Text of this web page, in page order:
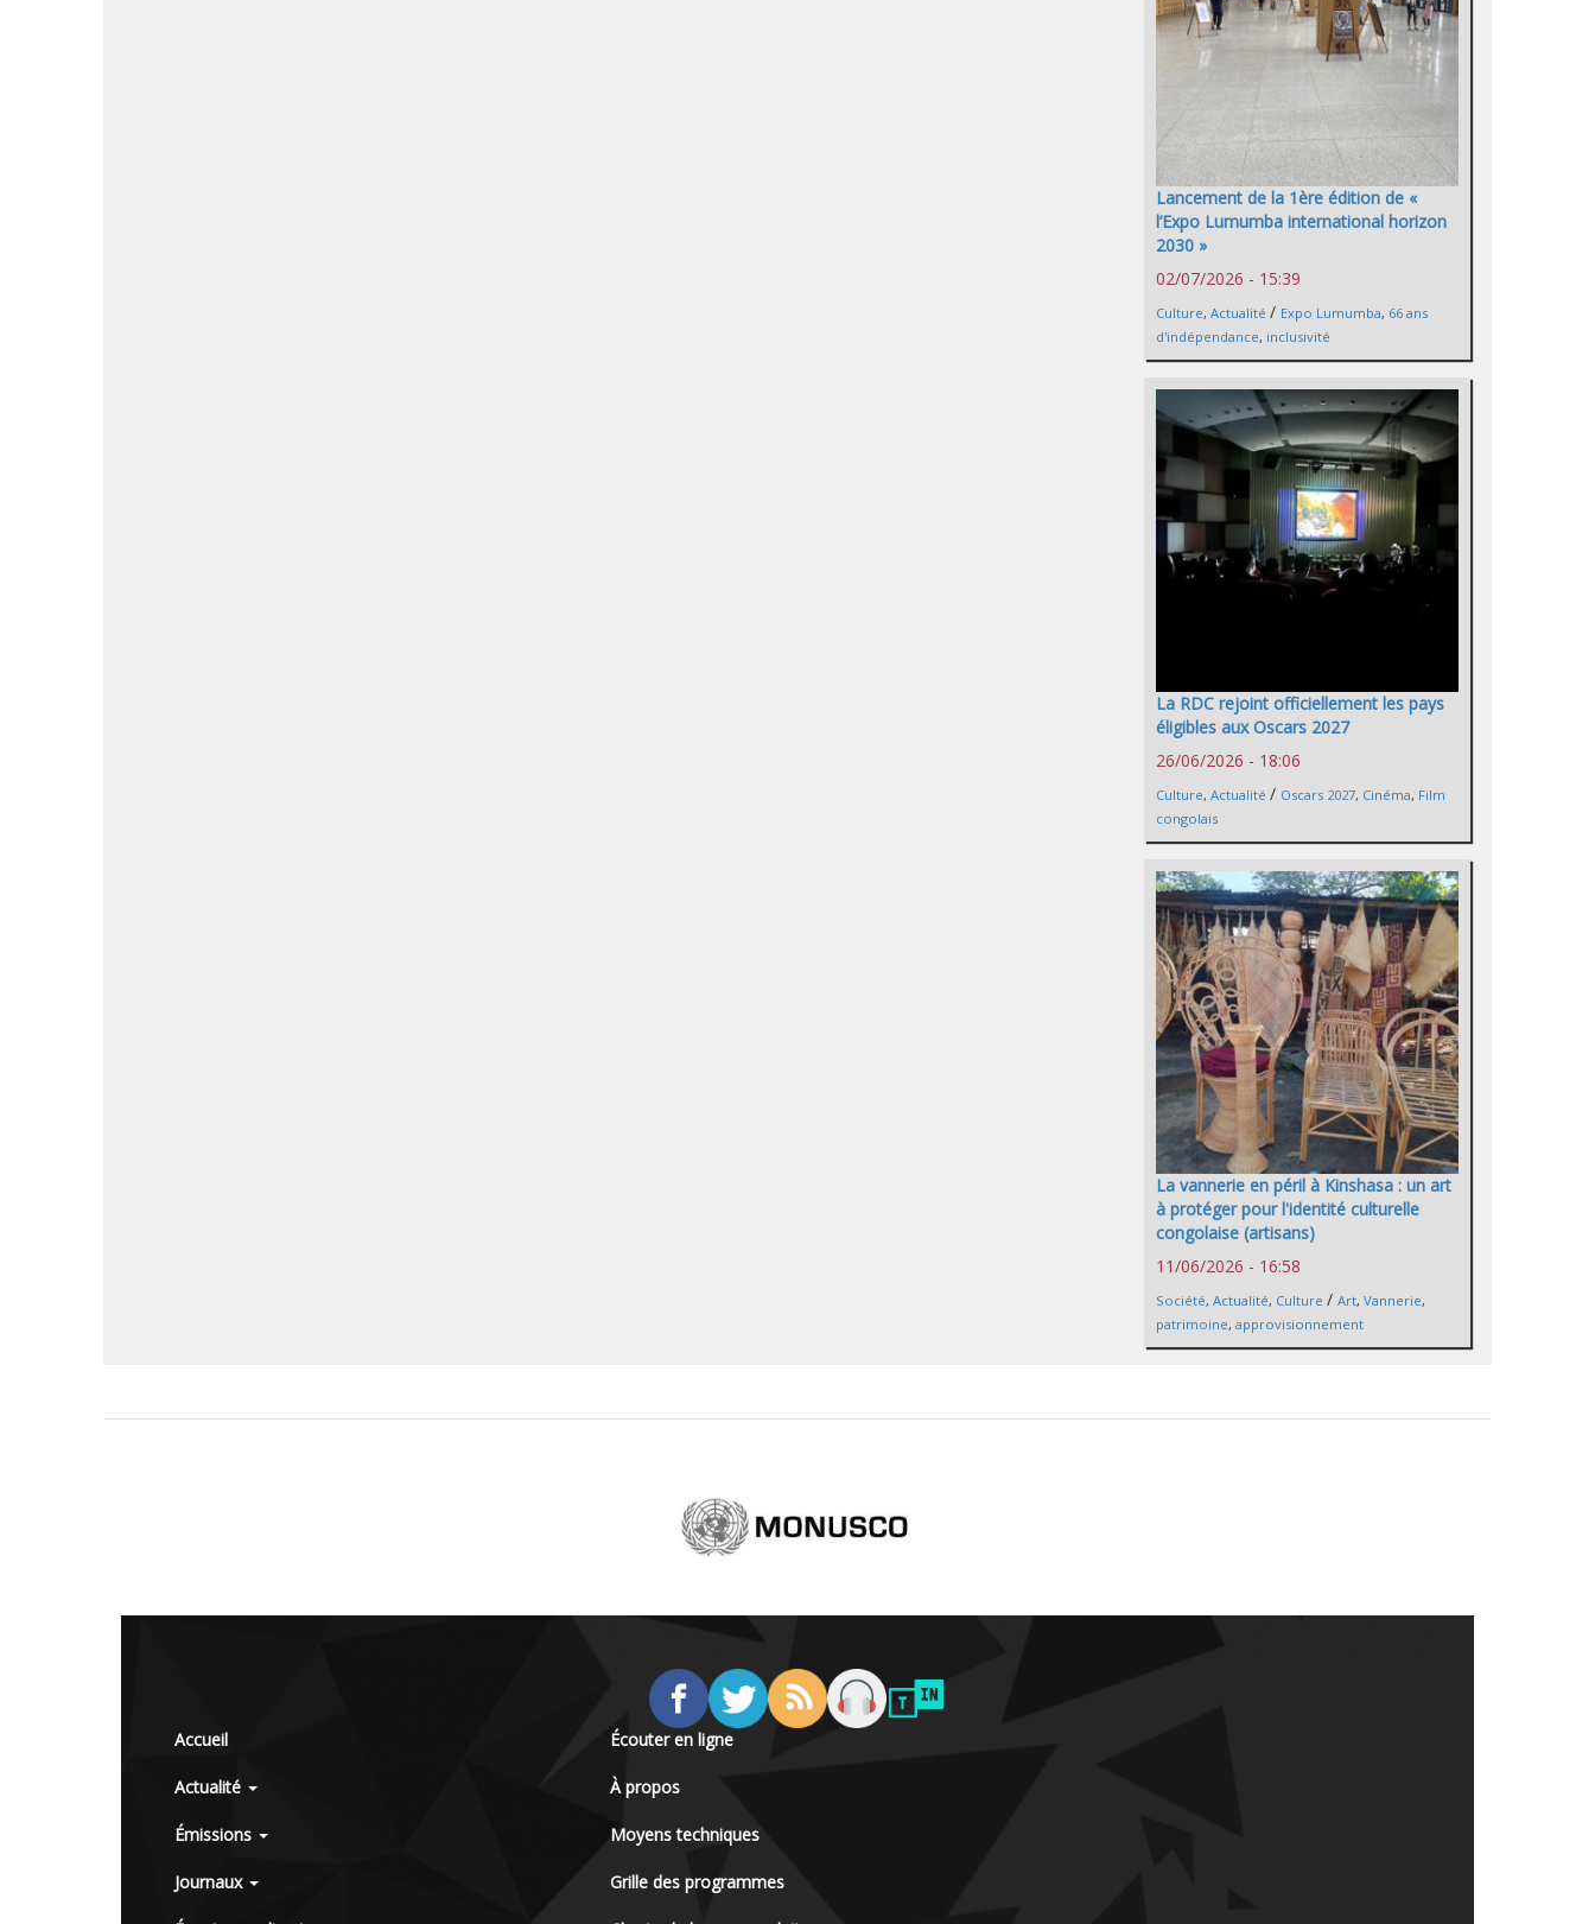
Lancement de la 1ère édition de «
l’Expo Lumumba international horizon
2030 »
02/07/2026 - 15:39
Culture, Actualité / Expo Lumumba, 66 ans
d'indépendance, inclusivité
La RDC rejoint officiellement les pays
éligibles aux Oscars 2027
26/06/2026 - 18:06
Culture, Actualité / Oscars 2027, Cinéma, Film
congolais
La vannerie en péril à Kinshasa : un art
à protéger pour l'identité culturelle
congolaise (artisans)
11/06/2026 - 16:58
Société, Actualité, Culture / Art, Vannerie,
patrimoine, approvisionnement
Accueil
Actualité
Émissions
Journaux
Écouter en ligne
À propos
Moyens techniques
Grille des programmes